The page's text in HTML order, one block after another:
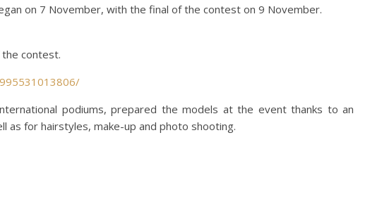
on 7 November, with the final of the contest on 9 November.
the contest.
podiums, prepared the models at the event thanks to an
as for hairstyles, make-up and photo shooting.